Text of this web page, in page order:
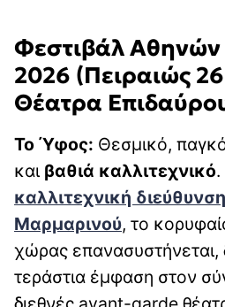
Φεστιβάλ Αθηνών
2026 (Πειραιώς
Θέατρα
Το Ύφος: Θεσμικό,
και βαθιά καλλιτεχνικό
καλλιτεχνική
Μαρμαρινού, το
χώρας επανασυστήνεται,
τεράστια έμφαση στον